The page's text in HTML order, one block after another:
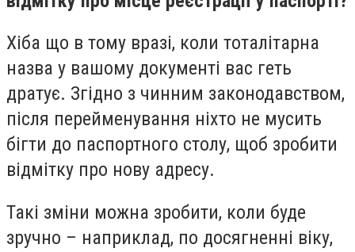
Хіба що в тому вразі, коли тоталітарна
назва у вашому документі вас геть
дратує. Згідно з чинним законодавством,
після перейменування ніхто не мусить
бігти до паспортного столу, щоб зробити
відмітку про нову адресу.
Такі зміни можна зробити, коли буде
зручно – наприклад, по досягненні віку,